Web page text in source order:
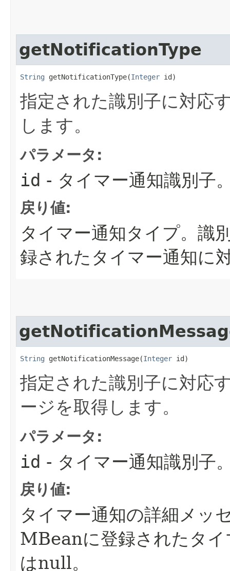
getNotificationType
String getNotificationType​(Integer id)
指定された識別子に対応
します。
パラメータ:
id - タイマー通知識別子
戻り値:
タイマー通知タイプ。識
録されたタイマー通知に
String getNotificationMessage​(Integer id)
指定された識別子に対応
ージを取得します。
パラメータ:
id - タイマー通知識別子
戻り値:
タイマー通知の詳細メッ
MBeanに登録されたタ
はnull。